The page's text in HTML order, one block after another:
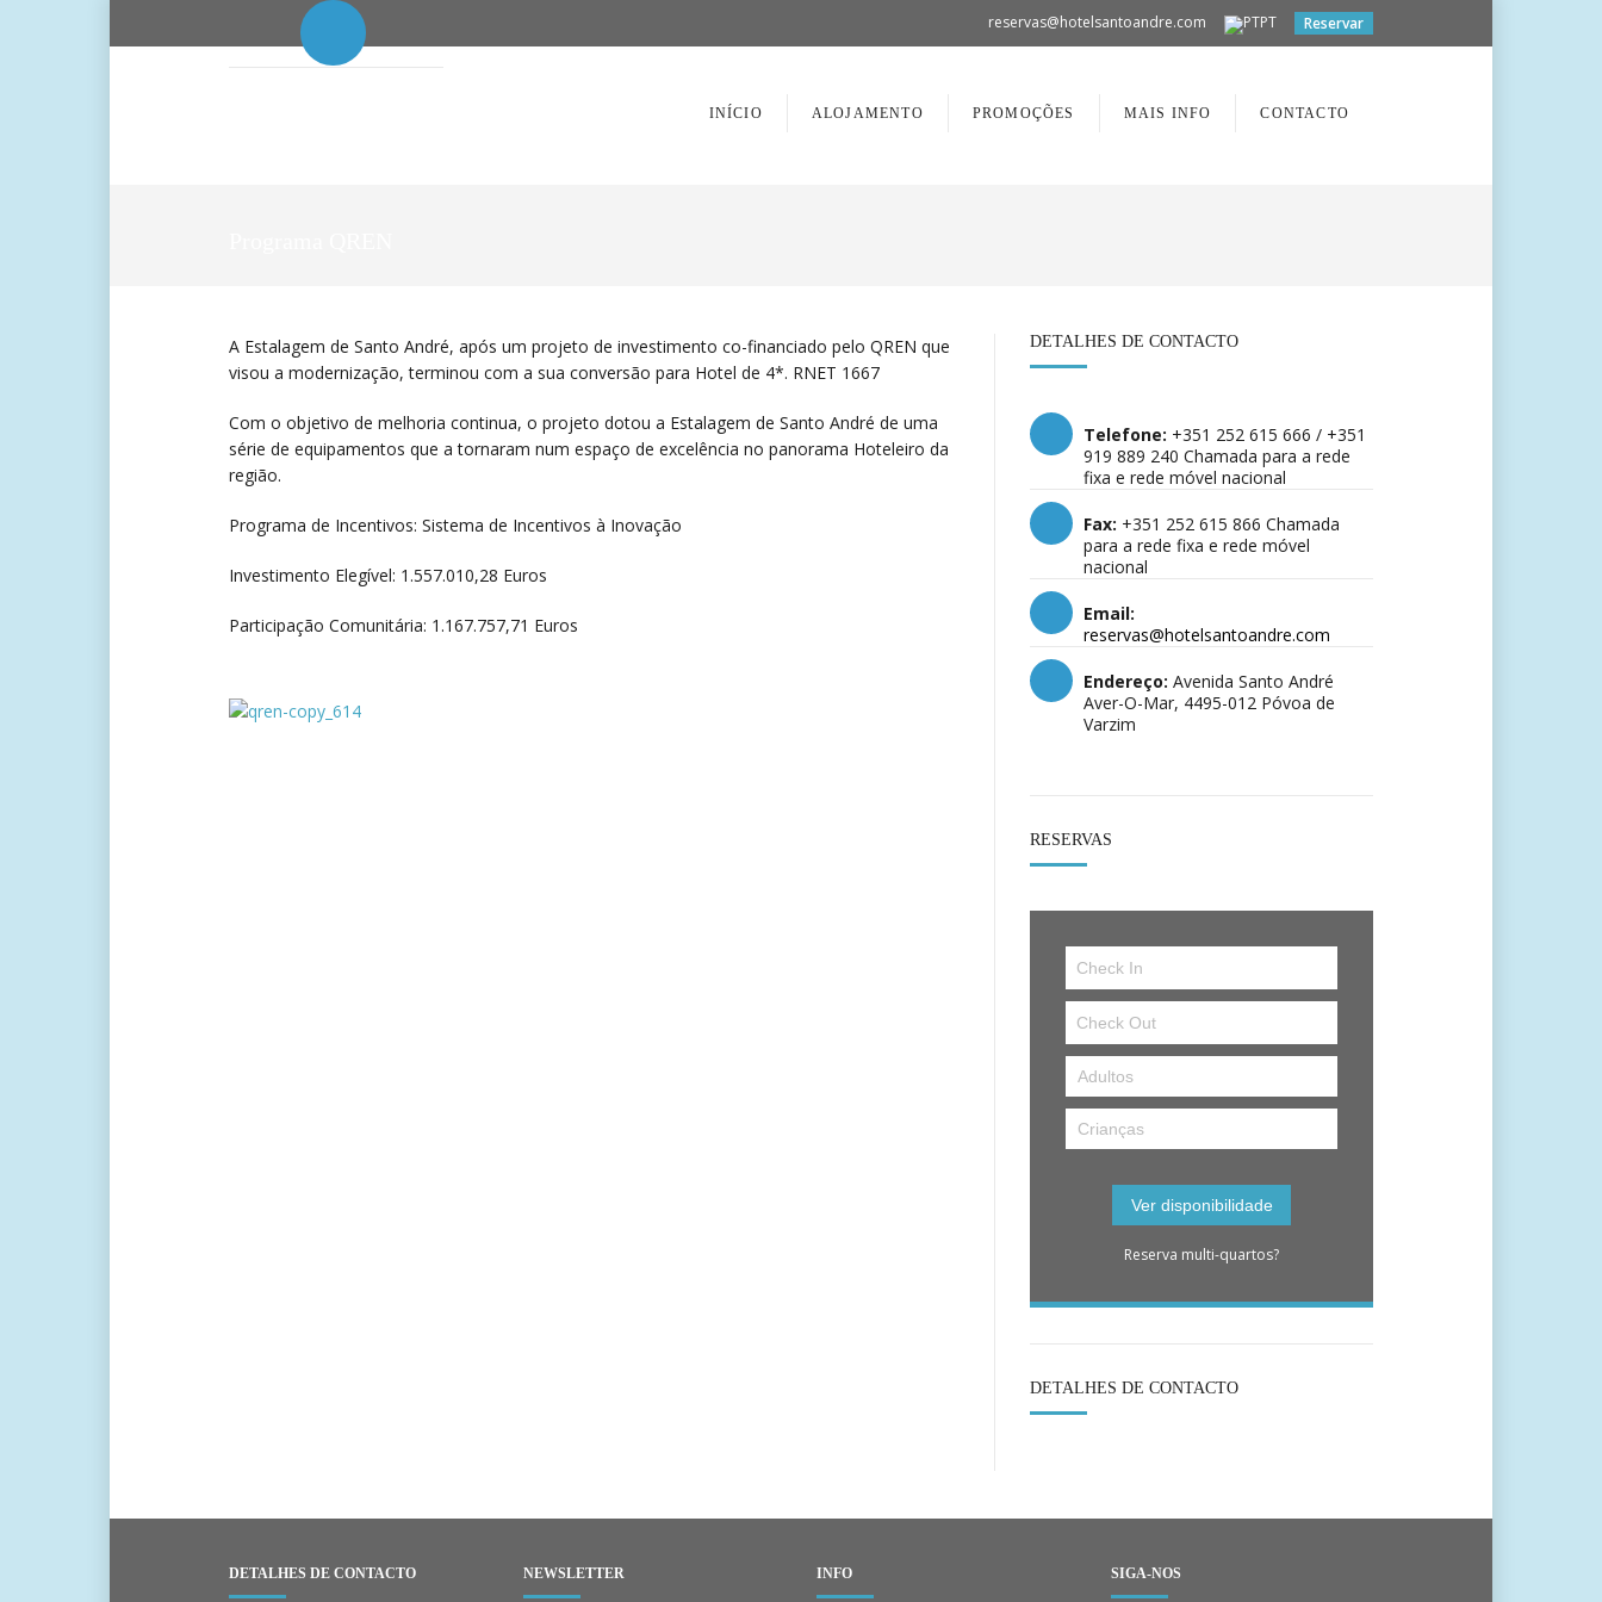
Reservar
PT
reservas@hotelsantoandre.com
INÍCIO ALOJAMENTO PROMOÇÕES MAIS INFO CONTACTO
A Estalagem de Santo André, após um projeto de investimento co-financiado pelo QREN que
visou a modernização, terminou com a sua conversão para Hotel de 4*. RNET 1667
Com o objetivo de melhoria continua, o projeto dotou a Estalagem de Santo André de uma
série de equipamentos que a tornaram num espaço de excelência no panorama Hoteleiro da
região.
Programa de Incentivos: Sistema de Incentivos à Inovação
Investimento Elegível: 1.557.010,28 Euros
Participação Comunitária: 1.167.757,71 Euros
DETALHES DE CONTACTO
Telefone: +351 252 615 666 / +351
919 889 240 Chamada para a rede
fixa e rede móvel nacional
Fax: +351 252 615 866 Chamada
para a rede fixa e rede móvel
nacional
Email:
reservas@hotelsantoandre.com
Endereço: Avenida Santo André
Aver-O-Mar, 4495-012 Póvoa de
Varzim
RESERVAS
Reserva multi-quartos?
DETALHES DE CONTACTO
DETALHES DE CONTACTO NEWSLETTER INFO SIGA-NOS